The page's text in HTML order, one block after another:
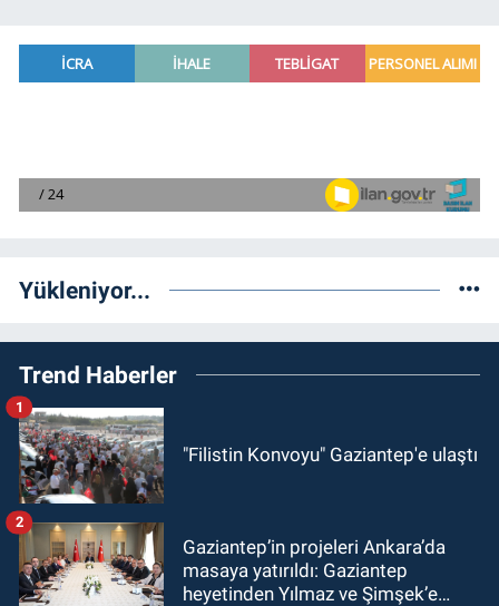
Yükleniyor...
Trend Haberler
"Filistin Konvoyu" Gaziantep'e ulaştı
1
Gaziantep’in projeleri Ankara’da
masaya yatırıldı: Gaziantep
heyetinden Yılmaz ve Şimşek’e
2